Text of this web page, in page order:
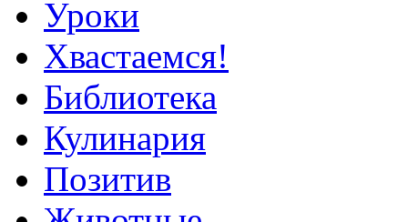
Уроки
Хвастаемся!
Библиотека
Кулинария
Позитив